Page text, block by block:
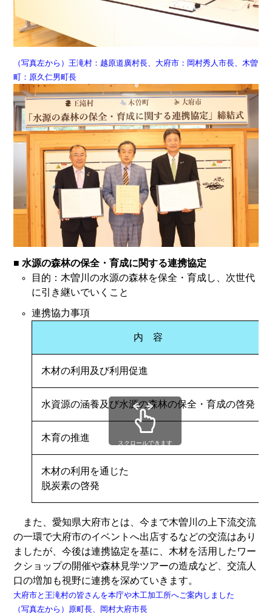
（写真左から）王滝村：越原道廣村長、大府市：岡村秀人市長、木曽
町：原久仁男町長
■ 水源の森林の保全・育成に関する連携協定
目的：木曽川の水源の森林を保全・育成し、次世代
に引き継いでいくこと
連携協力事項
内 容
木材の利用及び利用促進
水資源の涵養及び水源の森林の保全・育成の啓発
木育の推進
木材の利用を通じた
脱炭素の啓発
スクロールできます
また、愛知県大府市とは、今まで木曽川の上下流交流
の一環で大府市のイベントへ出店するなどの交流はあり
ましたが、今後は連携協定を基に、木材を活用したワー
クショップの開催や森林見学ツアーの造成など、交流人
口の増加も視野に連携を深めていきます。
大府市と王滝村の皆さんを本庁や木工加工所へご案内しました
（写真左から）原町長、岡村大府市長